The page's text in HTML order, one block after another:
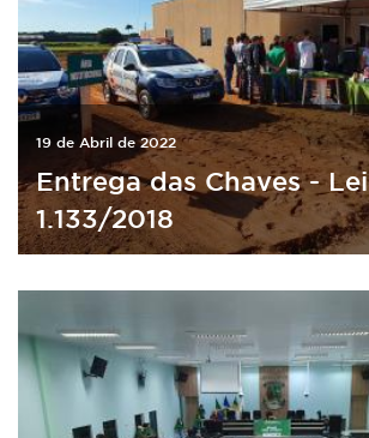
19 de Abril de 2022
Entrega das Chaves - Lei
1.133/2018